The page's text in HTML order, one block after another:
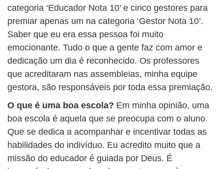
categoria ‘Educador Nota 10’ e cinco gestores para
premiar apenas um na categoria ‘Gestor Nota 10’.
Saber que eu era essa pessoa foi muito
emocionante. Tudo o que a gente faz com amor e
dedicação um dia é reconhecido. Os professores
que acreditaram nas assembleias, minha equipe
gestora, são responsáveis por toda essa premiação.
O que é uma boa escola? Em minha opinião, uma
boa escola é aquela que se preocupa com o aluno.
Que se dedica a acompanhar e incentivar todas as
habilidades do indivíduo. Eu acredito muito que a
missão do educador é guiada por Deus. É